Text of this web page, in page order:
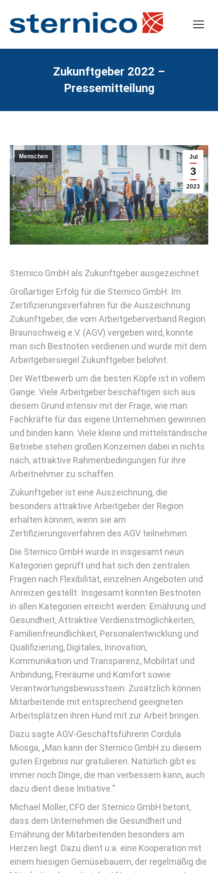
Zukunftgeber 2022 –
Pressemitteilung
Jul
3
2023
Menschen
Sternico GmbH als Zukunftgeber ausgezeichnet
Großartiger Erfolg für die Sternico GmbH: Im
Zertifizierungsverfahren für die Auszeichnung
Zukunftgeber, die vom Arbeitgeberverband Region
Braunschweig e.V. (AGV) vergeben wird, konnte
man sich Bestnoten verdienen und wurde mit dem
Arbeitgebersiegel Zukunftgeber belohnt.
Der Wettbewerb um die besten Köpfe ist in vollem
Gange. Viele Arbeitgeber beschäftigen sich aus
diesem Grund intensiv mit der Frage, wie man
Fachkräfte für das eigene Unternehmen gewinnen
und binden kann. Viele kleine und mittelständische
Betriebe stehen großen Konzernen dabei in nichts
nach, attraktive Rahmenbedingungen für ihre
Arbeitnehmer zu schaffen.
Zukunftgeber ist eine Auszeichnung, die
besonders attraktive Arbeitgeber der Region
erhalten können, wenn sie am
Zertifizierungsverfahren des AGV teilnehmen.
Die Sternico GmbH wurde in insgesamt neun
Kategorien geprüft und hat sich den zentralen
Fragen nach Flexibilität, einzelnen Angeboten und
Anreizen gestellt. Insgesamt konnten Bestnoten
in allen Kategorien erreicht werden: Ernährung und
Gesundheit, Attraktive Verdienstmöglichkeiten,
Familienfreundlichkeit, Personalentwicklung und
Qualifizierung, Digitales, Innovation,
Kommunikation und Transparenz, Mobilität und
Anbindung, Freiräume und Komfort sowie
Verantwortungsbewusstsein. Zusätzlich können
Mitarbeitende mit entsprechend geeigneten
Arbeitsplätzen ihren Hund mit zur Arbeit bringen.
Dazu sagte AGV-Geschäftsführerin Cordula
Miosga, „Man kann der Sternico GmbH zu diesem
guten Ergebnis nur gratulieren. Natürlich gibt es
immer noch Dinge, die man verbessern kann, auch
dazu dient diese Initiative.“
Michael Möller, CFO der Sternico GmbH betont,
dass dem Unternehmen die Gesundheit und
Ernährung der Mitarbeitenden besonders am
Herzen liegt. Dazu dient u.a. eine Kooperation mit
einem hiesigen Gemüsebauern, der regelmäßig die